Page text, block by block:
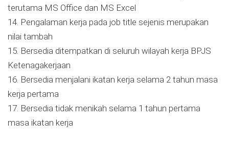
terutama MS Office dan MS Excel
14. Pengalaman kerja pada job title sejenis merupakan
nilai tambah
15. Bersedia ditempatkan di seluruh wilayah kerja BPJS
Ketenagakerjaan
16. Bersedia menjalani ikatan kerja selama 2 tahun masa
kerja pertama
17. Bersedia tidak menikah selama 1 tahun pertama
masa ikatan kerja